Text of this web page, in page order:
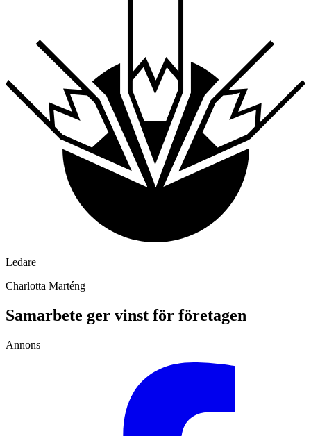
Ledare
Charlotta Marténg
Samarbete ger vinst för företagen
Annons